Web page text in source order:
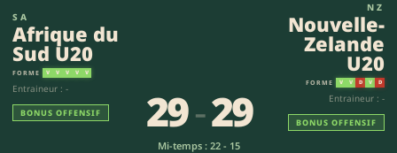
SA
Afrique du
Sud U20
FORME V V V V V
Entraineur : -
BONUS OFFENSIF 29-29
Mi-temps : 22 - 15
NZ
Nouvelle-
Zelande
U20
FORME V V D V D
Entraineur : -
BONUS OFFENSIF